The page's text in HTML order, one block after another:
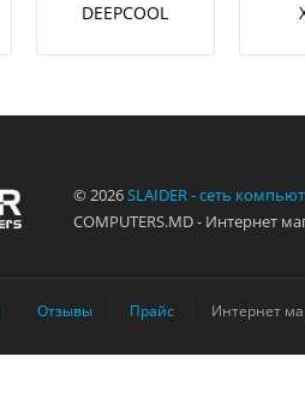
DEEPCOOL
© 2026SLAIDER - сеть
COMPUTERS.MD - Интернет
Отзывы Прайс Интернет